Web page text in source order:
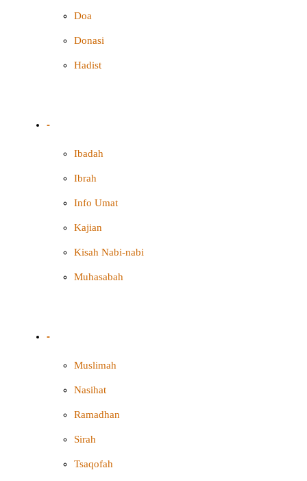
Doa
Donasi
Hadist
-
Ibadah
Ibrah
Info Umat
Kajian
Kisah Nabi-nabi
Muhasabah
-
Muslimah
Nasihat
Ramadhan
Sirah
Tsaqofah